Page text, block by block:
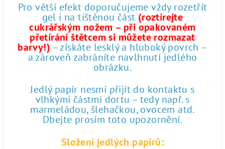
Pro větší efekt doporučujeme vždy rozetřít
gel i na tištěnou část (roztírejte
cukrářským nožem – při opakovaném
přetírání štětcem si můžete rozmazat
barvy!) – získáte lesklý a hluboký povrch –
a zároveň zabráníte navlhnutí jedlého
obrázku.
Jedlý papír nesmí přijít do kontaktu s
vlhkými částmi dortu – tedy např. s
marmeládou, šlehačkou, ovocem atd.
Dbejte prosím toto upozornění.
Složení jedlých papírů: